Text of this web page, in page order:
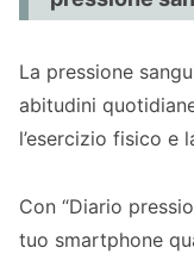
La pressione
abitudini
l’esercizio fisico e
Con “Diario
tuo smartphone